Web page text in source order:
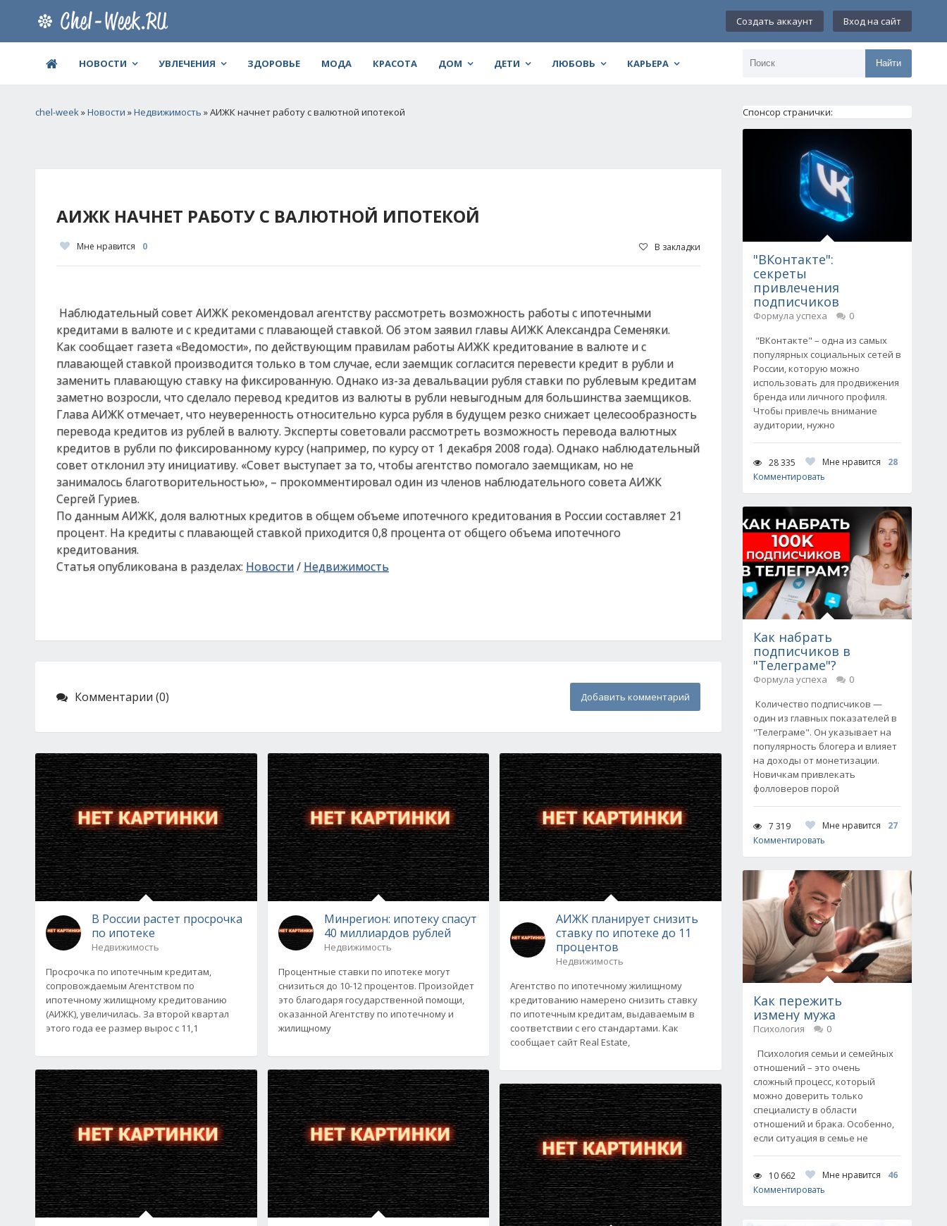
Создать аккаунт Вход на сайт
НОВОСТИ УВЛЕЧЕНИЯ ЗДОРОВЬЕ МОДА КРАСОТА ДОМ ДЕТИ ЛЮБОВЬ КАРЬЕРА Найти
chel-week»Новости »Недвижимость » АИЖК начнет работу с валютной ипотекой
АИЖК НАЧНЕТ РАБОТУ С ВАЛЮТНОЙ ИПОТЕКОЙ
Мне нравится 0 В закладки
Наблюдательный совет АИЖК рекомендовал агентству рассмотреть возможность работы с ипотечными
кредитами в валюте и с кредитами с плавающей ставкой. Об этом заявил главы АИЖК Александра Семеняки.
Как сообщает газета «Ведомости», по действующим правилам работы АИЖК кредитование в валюте и с
плавающей ставкой производится только в том случае, если заемщик согласится перевести кредит в рубли и
заменить плавающую ставку на фиксированную. Однако из-за девальвации рубля ставки по рублевым кредитам
заметно возросли, что сделало перевод кредитов из валюты в рубли невыгодным для большинства заемщиков.
Глава АИЖК отмечает, что неуверенность относительно курса рубля в будущем резко снижает целесообразность
перевода кредитов из рублей в валюту. Эксперты советовали рассмотреть возможность перевода валютных
кредитов в рубли по фиксированному курсу (например, по курсу от 1 декабря 2008 года). Однако наблюдательный
совет отклонил эту инициативу. «Совет выступает за то, чтобы агентство помогало заемщикам, но не
занималось благотворительностью», – прокомментировал один из членов наблюдательного совета АИЖК
Сергей Гуриев.
По данным АИЖК, доля валютных кредитов в общем объеме ипотечного кредитования в России составляет 21
процент. На кредиты с плавающей ставкой приходится 0,8 процента от общего объема ипотечного
кредитования.
Статья опубликована в разделах: Новости/ Недвижимость
Комментарии (0) Добавить комментарий
В России растет просрочка
по ипотеке
Недвижимость
Просрочка по ипотечным кредитам,
сопровождаемым Агентством по
ипотечному жилищному кредитованию
(АИЖК), увеличилась. За второй квартал
этого года ее размер вырос с 11,1
Минрегион: ипотеку спасут
40 миллиардов рублей
Недвижимость
Процентные ставки по ипотеке могут
снизиться до 10-12 процентов. Произойдет
это благодаря государственной помощи,
оказанной Агентству по ипотечному и
жилищному
АИЖК планирует снизить
ставку по ипотеке до 11
процентов
Недвижимость
Агентство по ипотечному жилищному
кредитованию намерено снизить ставку
по ипотечным кредитам, выдаваемым в
соответствии с его стандартами. Как
сообщает сайт Real Estate,
Спонсор странички:
"ВКонтакте":
секреты
привлечения
подписчиков
Формула успеха
0
"ВКонтакте" – одна из самых
популярных социальных сетей в
России, которую можно
использовать для продвижения
бренда или личного профиля.
Чтобы привлечь внимание
аудитории, нужно
28 335 Мне нравится
28
Комментировать
Как набрать
подписчиков в
"Телеграме"?
Формула успеха
0
Количество подписчиков —
один из главных показателей в
"Телеграме". Он указывает на
популярность блогера и влияет
на доходы от монетизации.
Новичкам привлекать
фолловеров порой
7 319 Мне нравится
27
Комментировать
Как пережить
измену мужа
Психология
0
Психология семьи и семейных
отношений – это очень
сложный процесс, который
можно доверить только
специалисту в области
отношений и брака. Особенно,
если ситуация в семье не
10 662 Мне нравится
46
Комментировать